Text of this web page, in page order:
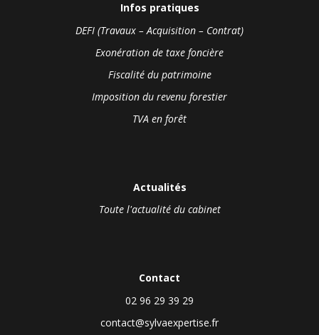
Infos pratiques
DEFI (Travaux – Acquisition – Contrat)
Exonération de taxe foncière
Fiscalité du patrimoine
Imposition du revenu forestier
TVA en forêt
Actualités
Toute l'actualité du cabinet
Contact
02 96 29 39 29
contact@sylvaexpertise.fr